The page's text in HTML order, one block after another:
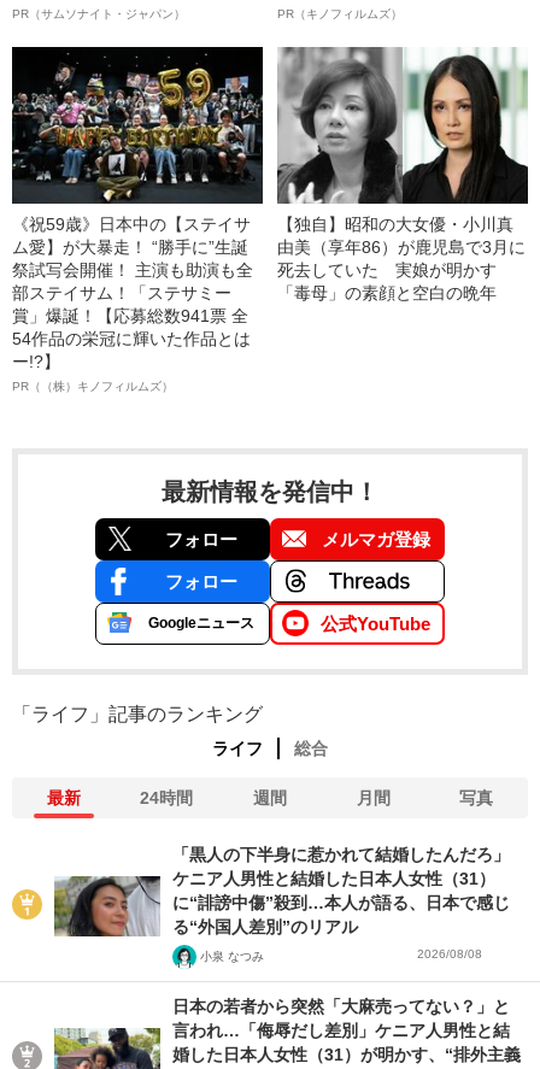
PR（サムソナイト・ジャパン） PR（キノフィルムズ）
《祝59歳》日本中の【ステイサ
ム愛】が大暴走！ “勝手に”生誕
祭試写会開催！ 主演も助演も全
部ステイサム！「ステサミー
賞」爆誕！【応募総数941票 全
54作品の栄冠に輝いた作品とは
ー!?】
PR（（株）キノフィルムズ）
【独自】昭和の大女優・小川真
由美（享年86）が鹿児島で3月に
死去していた 実娘が明かす
「毒母」の素顔と空白の晩年
最新情報を発信中！
フォロー メルマガ登録
フォロー
Googleニュース 公式YouTube
「ライフ」記事のランキング
ライフ 総合
最新 24時間 週間 月間 写真
「黒人の下半身に惹かれて結婚したんだろ」
ケニア人男性と結婚した日本人女性（31）
に“誹謗中傷”殺到…本人が語る、日本で感じ
る“外国人差別”のリアル
小泉 なつみ 2026/08/08
日本の若者から突然「大麻売ってない？」と
言われ…「侮辱だし差別」ケニア人男性と結
婚した日本人女性（31）が明かす、“排外主義